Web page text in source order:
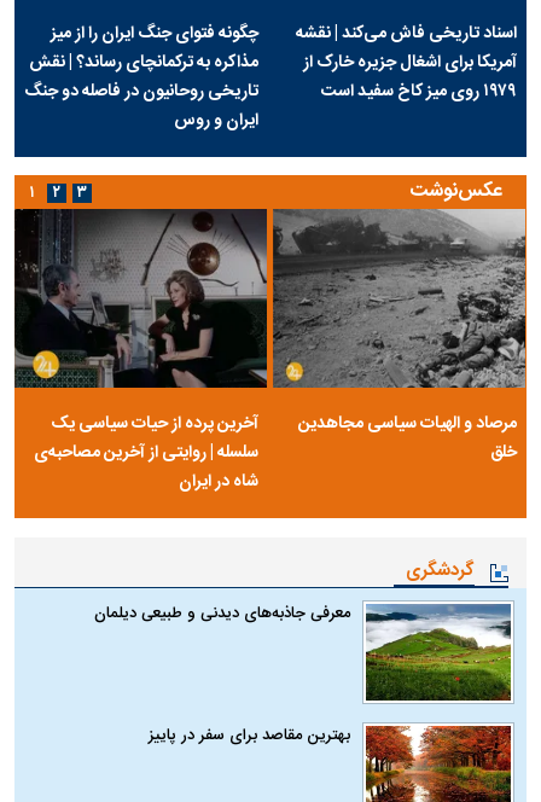
اسناد تاریخی فاش می‌کند | نقشه
آمریکا برای اشغال جزیره خارک از
۱۹۷۹ روی میز کاخ سفید است
چگونه فتوای جنگ ایران را از میز
مذاکره به ترکمانچای رساند؟ | نقش
تاریخی روحانیون در فاصله دو جنگ
ایران و روس
عکس‌نوشت
مرصاد و الهیات سیاسی مجاهدین
خلق
آخرین پرده از حیات سیاسی یک
سلسله | روایتی از آخرین مصاحبه‌ی
شاه در ایران
۱ ۲ ۳
گردشگری
معرفی جاذبه‌های دیدنی و طبیعی دیلمان
بهترین مقاصد برای سفر در پاییز